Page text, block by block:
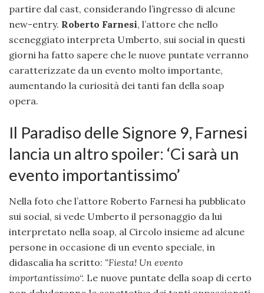
partire dal cast, considerando l’ingresso di alcune
new-entry. Roberto Farnesi, l’attore che nello
sceneggiato interpreta Umberto, sui social in questi
giorni ha fatto sapere che le nuove puntate verranno
caratterizzate da un evento molto importante,
aumentando la curiosità dei tanti fan della soap
opera.
Il Paradiso delle Signore 9, Farnesi
lancia un altro spoiler: ‘Ci sarà un
evento importantissimo’
Nella foto che l’attore Roberto Farnesi ha pubblicato
sui social, si vede Umberto il personaggio da lui
interpretato nella soap, al Circolo insieme ad alcune
persone in occasione di un evento speciale, in
didascalia ha scritto: “Fiesta! Un evento
importantissimo“. Le nuove puntate della soap di certo